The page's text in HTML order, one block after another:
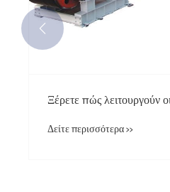
Ξέρετε πώς λειτουργούν
Δείτε περισσότερα >>
